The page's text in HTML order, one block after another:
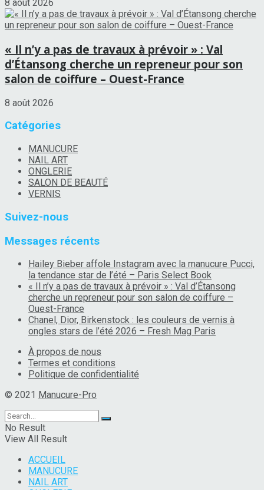
8 août 2026
« Il n’y a pas de travaux à prévoir » : Val
d’Étansong cherche un repreneur pour son
salon de coiffure – Ouest-France
8 août 2026
Catégories
MANUCURE
NAIL ART
ONGLERIE
SALON DE BEAUTÉ
VERNIS
Suivez-nous
Messages récents
Hailey Bieber affole Instagram avec la manucure Pucci,
la tendance star de l’été – Paris Select Book
« Il n’y a pas de travaux à prévoir » : Val d’Étansong
cherche un repreneur pour son salon de coiffure –
Ouest-France
Chanel, Dior, Birkenstock : les couleurs de vernis à
ongles stars de l’été 2026 – Fresh Mag Paris
À propos de nous
Termes et conditions
Politique de confidentialité
© 2021 Manucure-Pro
No Result
View All Result
ACCUEIL
MANUCURE
NAIL ART